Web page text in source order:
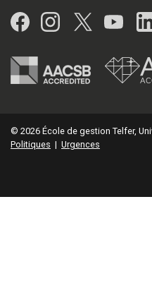
Facebook
Instagram
Twitter
© 2026 École de gestion Telfer,
Politiques | Urgences